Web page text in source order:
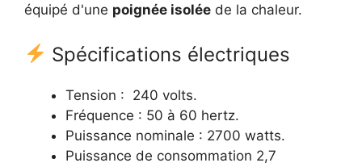
équipé d'une poignée isolée de la chaleur.
Spécifications électriques
Tension : 240 volts.
Fréquence : 50 à 60 hertz.
Puissance nominale : 2700 watts.
Puissance de consommation 2,7